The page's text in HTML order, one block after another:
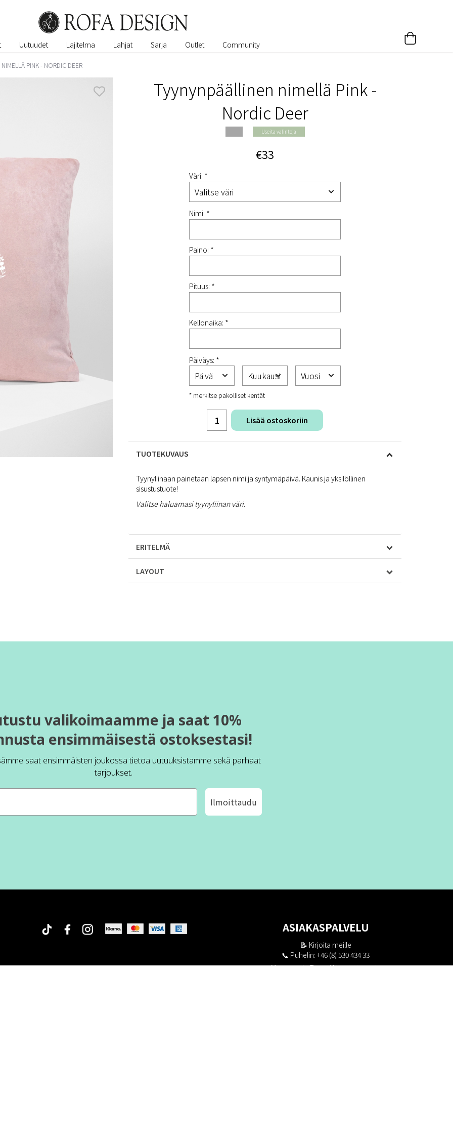
Uutuudet Lajitelma Lahjat Sarja Outlet Community
PINK - NORDIC DEER
Tyynynpäällinen nimellä Pink -
Nordic Deer
Useita valintoja
€33
Väri: *
Nimi: *
Paino: *
Pituus: *
Kellonaika: *
Päiväys: *
* merkitse pakolliset kentät
Lisää ostoskoriin
TUOTEKUVAUS
Tyynyliinaan painetaan lapsen nimi ja syntymäpäivä. Kaunis ja yksilöllinen
sisustustuote!
Valitse haluamasi tyynyliinan väri.
ERITELMÄ
LAYOUT
valikoimaamme ja saat 10%
ensimmäisestä ostoksestasi!
saat ensimmäisten joukossa tietoa uutuuksistamme sekä parhaat
tarjoukset.
Ilmoittaudu
ASIAKASPALVELU
📝 Kirjoita meille
📞 Puhelin: +46 (8) 530 434 33
Maanantai - Torstai klo 10.00 - 17.00